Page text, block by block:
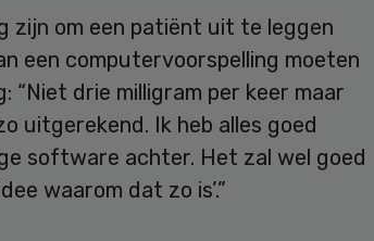
zijn om een patiënt uit te leggen
een computervoorspelling moeten
“Niet drie milligram per keer maar
uitgerekend. Ik heb alles goed
software achter. Het zal wel goed
waarom dat zo is’.”